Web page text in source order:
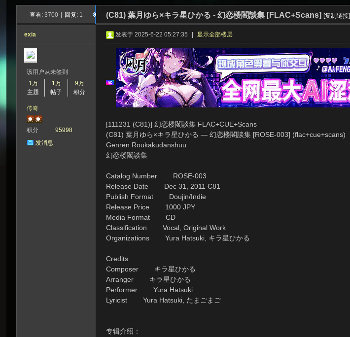
二 » › › › ›
查看: 3700 回复: 1 (C81) 葉月ゆら×キラ星ひかる - 幻恋楼閣談集 [FLAC+Scans] [复制链接]
exia
该用户从未签到
1万
主题
1万
帖子
9万
积分
传奇
积分
95998
发消息
发表于 2025-6-22 05:27:35 显示全部楼层
[111231 (C81)] 幻恋楼閣談集 FLAC+CUE+Scans
(C81) 葉月ゆら×キラ星ひかる — 幻恋楼閣談集 [ROSE-003] (flac+cue+scans)
Genren Roukakudanshuu
幻恋楼閣談集
Catalog Number ROSE-003
Release Date Dec 31, 2011 C81
Publish Format Doujin/Indie
Release Price 1000 JPY
Media Format CD
Classification Vocal, Original Work
Organizations Yura Hatsuki, キラ星ひかる
Credits
Composer キラ星ひかる
Arranger キラ星ひかる
Performer Yura Hatsuki
Lyricist Yura Hatsuki, たまごまご
专辑介绍：